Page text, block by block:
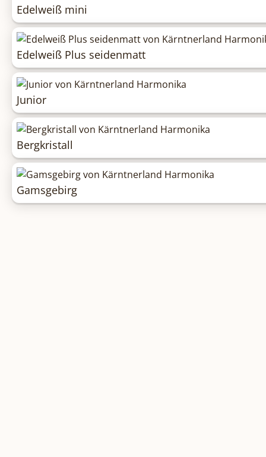
Edelweiß mini
Edelweiß Plus seidenmatt
Junior
Bergkristall
Gamsgebirg